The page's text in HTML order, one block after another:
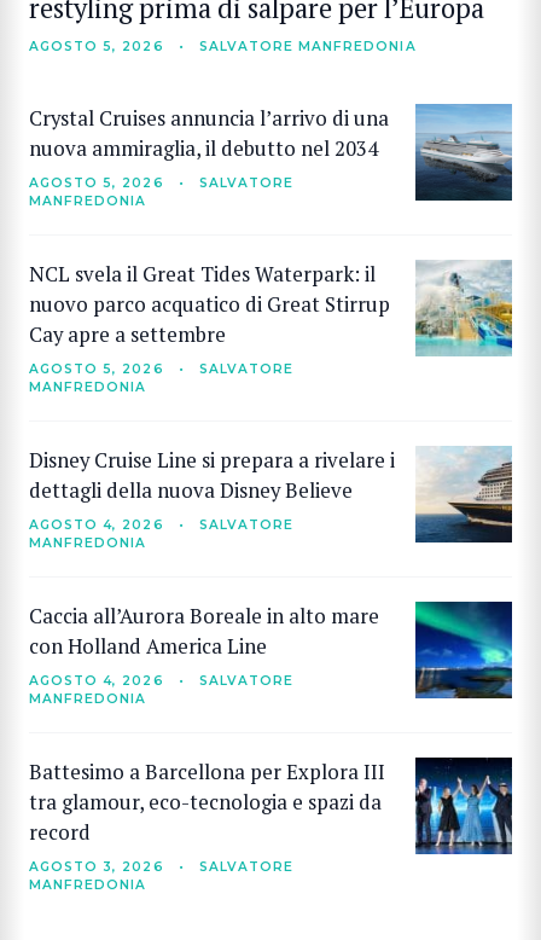
restyling prima di salpare per l’Europa
AGOSTO 5, 2026 • SALVATORE MANFREDONIA
Crystal Cruises annuncia l’arrivo di una
nuova ammiraglia, il debutto nel 2034
AGOSTO 5, 2026 •
SALVATORE
MANFREDONIA
NCL svela il Great Tides Waterpark: il
nuovo parco acquatico di Great Stirrup
Cay apre a settembre
AGOSTO 5, 2026 •
SALVATORE
MANFREDONIA
Disney Cruise Line si prepara a rivelare i
dettagli della nuova Disney Believe
AGOSTO 4, 2026 •
SALVATORE
MANFREDONIA
Caccia all’Aurora Boreale in alto mare
con Holland America Line
AGOSTO 4, 2026 •
SALVATORE
MANFREDONIA
Battesimo a Barcellona per Explora III
tra glamour, eco-tecnologia e spazi da
record
AGOSTO 3, 2026 •
SALVATORE
MANFREDONIA